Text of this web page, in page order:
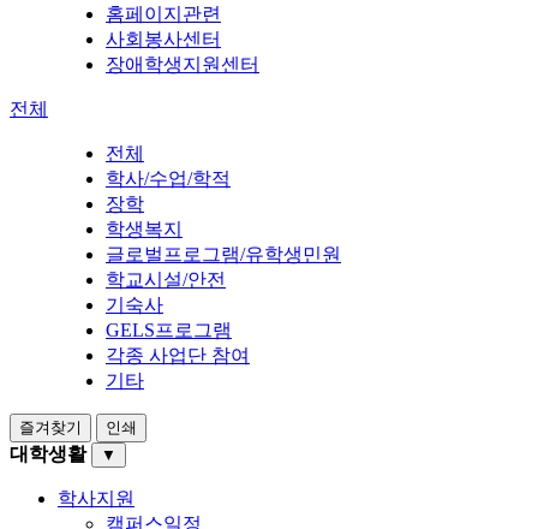
홈페이지관련
사회봉사센터
장애학생지원센터
전체
전체
학사/수업/학적
장학
학생복지
글로벌프로그램/유학생민원
학교시설/안전
기숙사
GELS프로그램
각종 사업단 참여
기타
즐겨찾기 인쇄
대학생활 ▼
학사지원
캠퍼스일정